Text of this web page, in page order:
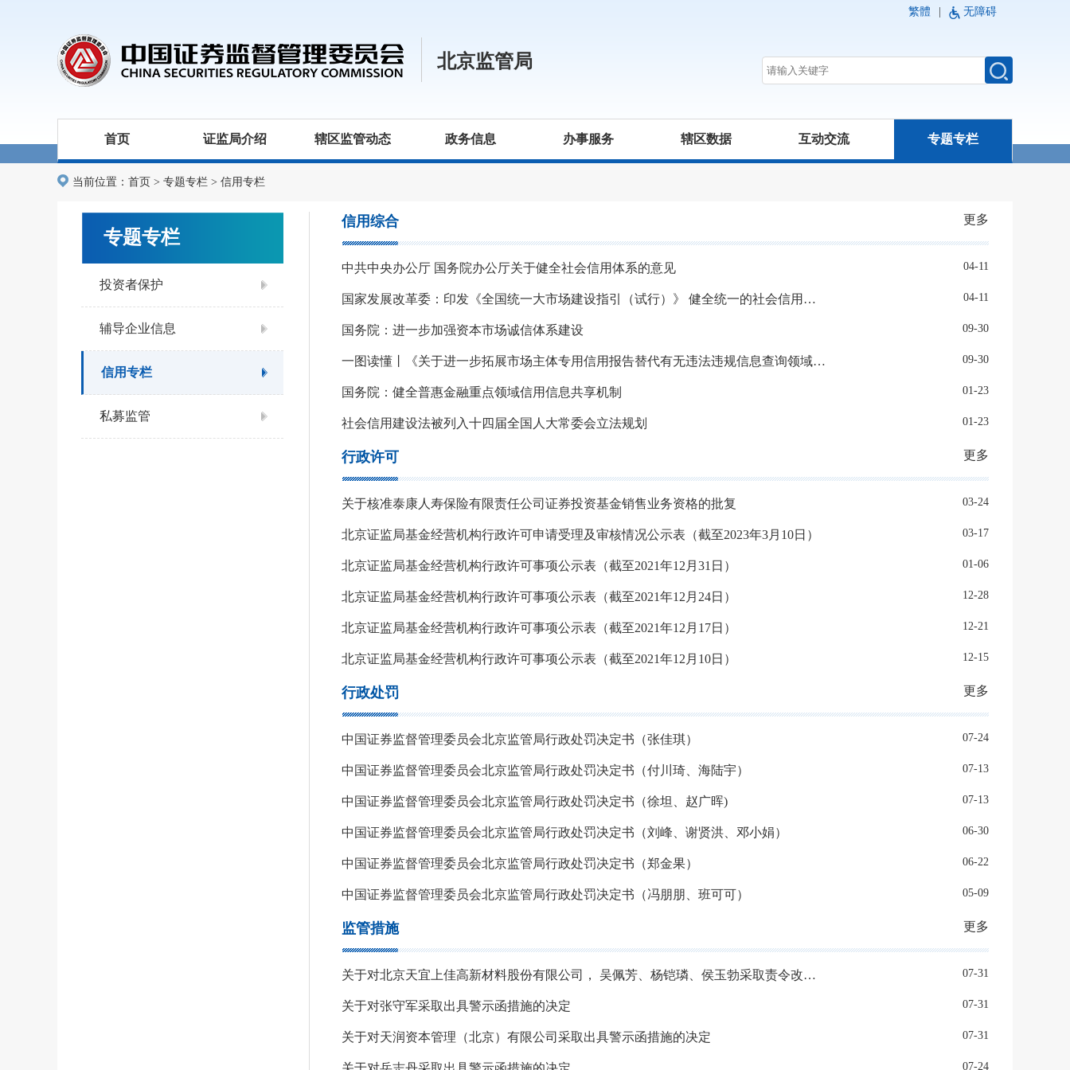
繁體 无障碍
北京监管局
首页 证监局介绍 辖区监管动态 政务信息 办事服务 辖区数据 互动交流 专题专栏
当前位置： 首页 > 专题专栏 > 信用专栏
专题专栏
投资者保护
辅导企业信息
信用专栏
私募监管
信用综合 更多
中共中央办公厅 国务院办公厅关于健全社会信用体系的意见 04-11
国家发展改革委：印发《全国统一大市场建设指引（试行）》 健全统一的社会信用制度 04-11
国务院：进一步加强资本市场诚信体系建设 09-30
一图读懂丨《关于进一步拓展市场主体专用信用报告替代有无违法违规信息查询领域的通知》 09-30
国务院：健全普惠金融重点领域信用信息共享机制 01-23
社会信用建设法被列入十四届全国人大常委会立法规划 01-23
行政许可 更多
关于核准泰康人寿保险有限责任公司证券投资基金销售业务资格的批复 03-24
北京证监局基金经营机构行政许可申请受理及审核情况公示表（截至2023年3月10日） 03-17
北京证监局基金经营机构行政许可事项公示表（截至2021年12月31日） 01-06
北京证监局基金经营机构行政许可事项公示表（截至2021年12月24日） 12-28
北京证监局基金经营机构行政许可事项公示表（截至2021年12月17日） 12-21
北京证监局基金经营机构行政许可事项公示表（截至2021年12月10日） 12-15
行政处罚 更多
中国证券监督管理委员会北京监管局行政处罚决定书（张佳琪） 07-24
中国证券监督管理委员会北京监管局行政处罚决定书（付川琦、海陆宇） 07-13
中国证券监督管理委员会北京监管局行政处罚决定书（徐坦、赵广晖) 07-13
中国证券监督管理委员会北京监管局行政处罚决定书（刘峰、谢贤洪、邓小娟） 06-30
中国证券监督管理委员会北京监管局行政处罚决定书（郑金果） 06-22
中国证券监督管理委员会北京监管局行政处罚决定书（冯朋朋、班可可） 05-09
监管措施 更多
关于对北京天宜上佳高新材料股份有限公司， 吴佩芳、杨铠璘、侯玉勃采取责令改正措施的决定 07-31
关于对张守军采取出具警示函措施的决定 07-31
关于对天润资本管理（北京）有限公司采取出具警示函措施的决定 07-31
07-24